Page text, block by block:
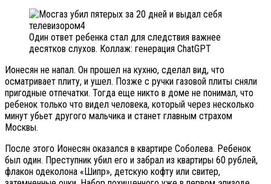
Один ответ ребенка стал для следствия важнее
десятков слухов. Коллаж: генерация ChatGPT
Ионесян не напал. Он прошел на кухню, сделал вид, что
осматривает плиту, и ушел. Позже с ручки газовой плиты сняли
пригодные отпечатки. Тогда еще никто в доме не понимал, что
ребенок только что видел человека, который через несколько
минут убьет другого мальчика и станет главным страхом
Москвы.
После этого Ионесян оказался в квартире Соболева. Ребенок
был один. Преступник убил его и забрал из квартиры 60 рублей,
флакон одеколона «Шипр», детскую кофту или свитер,